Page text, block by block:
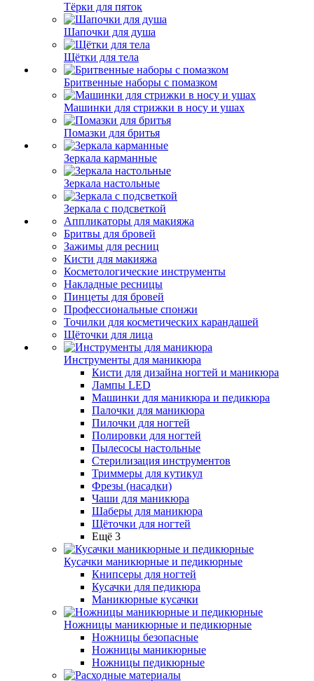
Тёрки для пяток
Шапочки для душа
Щётки для тела
Бритвенные наборы с помазком
Машинки для стрижки в носу и ушах
Помазки для бритья
Зеркала карманные
Зеркала настольные
Зеркала с подсветкой
Аппликаторы для макияжа
Бритвы для бровей
Зажимы для ресниц
Кисти для макияжа
Косметологические инструменты
Накладные ресницы
Пинцеты для бровей
Профессиональные спонжи
Точилки для косметических карандашей
Щёточки для лица
Инструменты для маникюра
Кисти для дизайна ногтей и маникюра
Лампы LED
Машинки для маникюра и педикюра
Палочки для маникюра
Пилочки для ногтей
Полировки для ногтей
Пылесосы настольные
Стерилизация инструментов
Триммеры для кутикул
Фрезы (насадки)
Чаши для маникюра
Шаберы для маникюра
Щёточки для ногтей
Ещё 3
Кусачки маникюрные и педикюрные
Книпсеры для ногтей
Кусачки для педикюра
Маникюрные кусачки
Ножницы маникюрные и педикюрные
Ножницы безопасные
Ножницы маникюрные
Ножницы педикюрные